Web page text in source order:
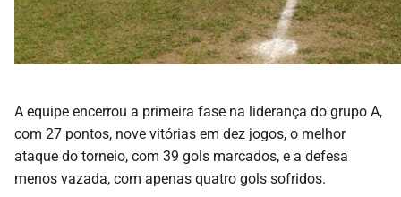
A equipe encerrou a primeira fase na liderança do grupo A,
com 27 pontos, nove vitórias em dez jogos, o melhor
ataque do torneio, com 39 gols marcados, e a defesa
menos vazada, com apenas quatro gols sofridos.